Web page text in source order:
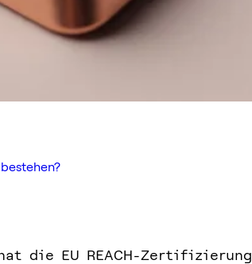
die EU REACH-Zertifizierung